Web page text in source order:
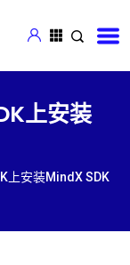
上安装
上安装MindX SDK